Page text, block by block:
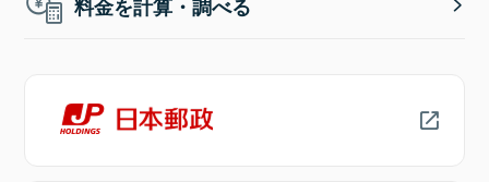
料金を計算・調べる